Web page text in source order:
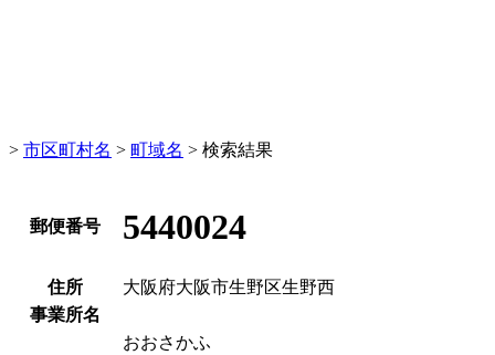
> 市区町村名 > 町域名 > 検索結果
郵便番号 5440024
住所
大阪府大阪市生野区生野西
事業所名
おおさかふ